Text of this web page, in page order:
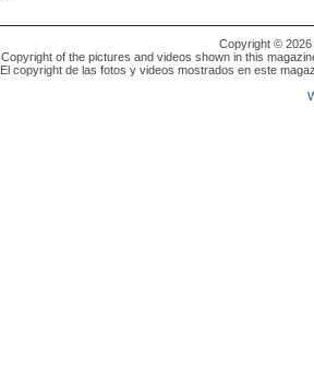
Copyright © 2026
Copyright of the pictures and videos shown in this
El copyright de las fotos y videos mostrados en este